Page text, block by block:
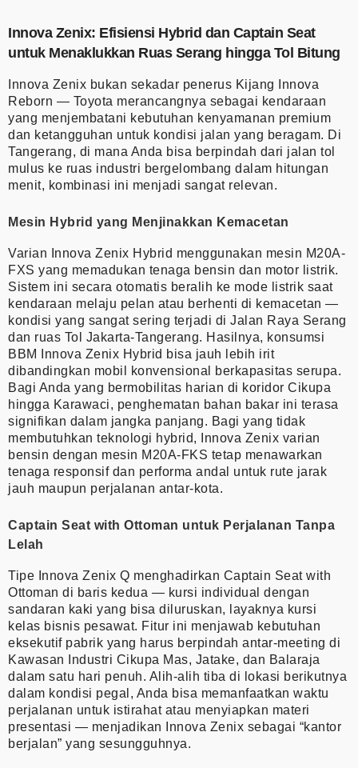
Innova Zenix: Efisiensi Hybrid dan Captain Seat
untuk Menaklukkan Ruas Serang hingga Tol Bitung
Innova Zenix bukan sekadar penerus Kijang Innova
Reborn — Toyota merancangnya sebagai kendaraan
yang menjembatani kebutuhan kenyamanan premium
dan ketangguhan untuk kondisi jalan yang beragam. Di
Tangerang, di mana Anda bisa berpindah dari jalan tol
mulus ke ruas industri bergelombang dalam hitungan
menit, kombinasi ini menjadi sangat relevan.
Mesin Hybrid yang Menjinakkan Kemacetan
Varian Innova Zenix Hybrid menggunakan mesin M20A-
FXS yang memadukan tenaga bensin dan motor listrik.
Sistem ini secara otomatis beralih ke mode listrik saat
kendaraan melaju pelan atau berhenti di kemacetan —
kondisi yang sangat sering terjadi di Jalan Raya Serang
dan ruas Tol Jakarta-Tangerang. Hasilnya, konsumsi
BBM Innova Zenix Hybrid bisa jauh lebih irit
dibandingkan mobil konvensional berkapasitas serupa.
Bagi Anda yang bermobilitas harian di koridor Cikupa
hingga Karawaci, penghematan bahan bakar ini terasa
signifikan dalam jangka panjang. Bagi yang tidak
membutuhkan teknologi hybrid, Innova Zenix varian
bensin dengan mesin M20A-FKS tetap menawarkan
tenaga responsif dan performa andal untuk rute jarak
jauh maupun perjalanan antar-kota.
Captain Seat with Ottoman untuk Perjalanan Tanpa
Lelah
Tipe Innova Zenix Q menghadirkan Captain Seat with
Ottoman di baris kedua — kursi individual dengan
sandaran kaki yang bisa diluruskan, layaknya kursi
kelas bisnis pesawat. Fitur ini menjawab kebutuhan
eksekutif pabrik yang harus berpindah antar-meeting di
Kawasan Industri Cikupa Mas, Jatake, dan Balaraja
dalam satu hari penuh. Alih-alih tiba di lokasi berikutnya
dalam kondisi pegal, Anda bisa memanfaatkan waktu
perjalanan untuk istirahat atau menyiapkan materi
presentasi — menjadikan Innova Zenix sebagai “kantor
berjalan” yang sesungguhnya.